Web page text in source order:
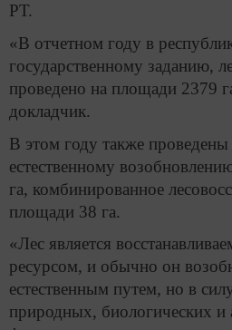
РТ.
«В отчетном году в
государственному заданию,
проведено на площади 2379
докладчик.
В этом году также
естественному
га, комбинированное
площади 38 га.
«Лес является
ресурсом, и обычно он
естественным путем, но в
природных, биологических и